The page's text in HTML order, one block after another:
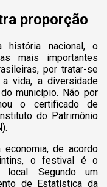
proporção
história nacional, o
mais importantes
por tratar-se
vida, a diversidade
município. Não por
o certificado de
do Patrimônio
economia, de acordo
o festival é o
local. Segundo um
de Estatística da